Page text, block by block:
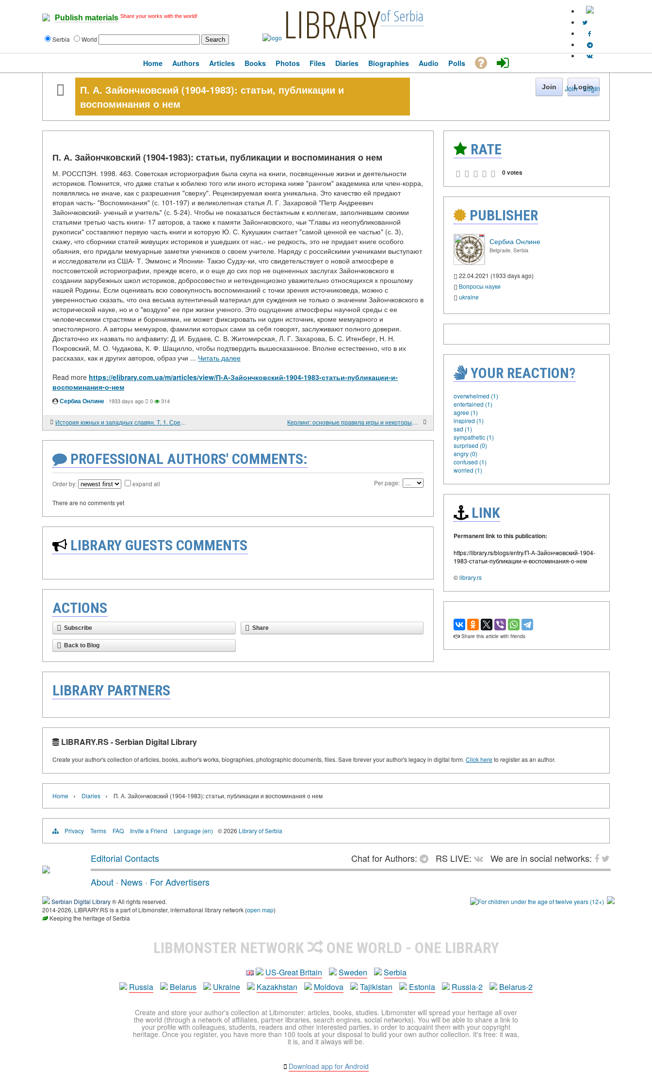
Publish materials Share your works with the world!
Serbia World LIBRARYof Serbia
Join · Login
Home Authors Articles Books Photos Files Diaries Biographies Audio Polls
П. А. Зайончковский (1904-1983): статьи, публикации и
воспоминания о нем
Join Login
П. А. Зайончковский (1904-1983): статьи, публикации и воспоминания о нем
М. РОССПЭН. 1998. 463. Советская историография была скупа на книги, посвященные жизни и деятельности
историков. Помнится, что даже статьи к юбилею того или иного историка ниже "рангом" академика или член-корра,
появлялись не иначе, как с разрешения "сверху". Рецензируемая книга уникальна. Это качество ей придают
вторая часть- "Воспоминания" (с. 101-197) и великолепная статья Л. Г. Захаровой "Петр Андреевич
Зайончковский- ученый и учитель" (с. 5-24). Чтобы не показаться бестактным к коллегам, заполнившим своими
статьями третью часть книги- 17 авторов, а также к памяти Зайончковского, чьи "Главы из неопубликованной
рукописи" составляют первую часть книги и которую Ю. С. Кукушкин считает "самой ценной ее частью" (с. 3),
скажу, что сборники статей живущих историков и ушедших от нас,- не редкость, это не придает книге особого
обаяния, его придали мемуарные заметки учеников о своем учителе. Наряду с российскими учениками выступают
и исследователи из США- Т. Эммонс и Японии- Такэо Судзу-ки, что свидетельствует о новой атмосфере в
постсоветской историографии, прежде всего, и о еще до сих пор не оцененных заслугах Зайончковского в
создании зарубежных школ историков, добросовестно и нетенденциозно уважительно относящихся к прошлому
нашей Родины. Если оценивать всю совокупность воспоминаний с точки зрения источниковеда, можно с
уверенностью сказать, что она весьма аутентичный материал для суждения не только о значении Зайончковского в
исторической науке, но и о "воздухе" ее при жизни ученого. Это ощущение атмосферы научной среды с ее
человеческими страстями и борениями, не может фиксировать ни один источник, кроме мемуарного и
эпистолярного. А авторы мемуаров, фамилии которых сами за себя говорят, заслуживают полного доверия.
Достаточно их назвать по алфавиту: Д. И. Будаев, С. В. Житомирская, Л. Г. Захарова, Б. С. Итенберг, Н. Н.
Покровский, М. О. Чудакова, К. Ф. Шацилло, чтобы подтвердить вышесказанное. Вполне естественно, что в их
рассказах, как и других авторов, образ учи ... Читать далее
Read more https://elibrary.com.ua/m/articles/view/П-А-Зайончковский-1904-1983-статьи-публикации-и-
воспоминания-о-нем
Сербиа Онлине · 1933 days ago 0 314
История южных и западных славян. Т. 1. Средние века и Новое время. 688 с. Т. 2. Новейшее время. 272 с. Керлинг: основные правила игры и некоторые тонкости ставок
PROFESSIONAL AUTHORS' COMMENTS:
Order by: expand all Per page:
There are no comments yet
LIBRARY GUESTS COMMENTS
ACTIONS
Subscribe Share
Back to Blog
RATE
0 votes
PUBLISHER
Сербиа Онлине
Belgrade, Serbia
22.04.2021 (1933 days ago)
Вопросы науки
ukraine
YOUR REACTION?
overwhelmed (1)
entertained (1)
agree (1)
inspired (1)
sad (1)
sympathetic (1)
surprised (0)
angry (0)
confused (1)
worried (1)
LINK
Permanent link to this publication:
https://library.rs/blogs/entry/П-А-Зайончковский-1904-
1983-статьи-публикации-и-воспоминания-о-нем
©library.rs
Share this article with friends
LIBRARY PARTNERS
LIBRARY.RS - Serbian Digital Library
Create your author's collection of articles, books, author's works, biographies, photographic documents, files. Save forever your author's legacy in digital form. Click hereto register as an author.
Home › Diaries › П. А. Зайончковский (1904-1983): статьи, публикации и воспоминания о нем
Privacy Terms FAQ Invite a Friend Language (en) © 2026 Library of Serbia
Editorial Contacts Chat for Authors: RS LIVE:
We are in social networks:
About · News · For Advertisers
Serbian Digital Library® All rights reserved.
2014-2026, LIBRARY.RS is a part of Libmonster, international library network (open map)
Keeping the heritage of Serbia
LIBMONSTER NETWORK ONE WORLD - ONE LIBRARY
US-Great Britain Sweden
Serbia
Russia
Belarus Ukraine Kazakhstan Moldova Tajikistan Estonia Russia-2 Belarus-2
Create and store your author's collection at Libmonster: articles, books, studies. Libmonster will spread your heritage all over
the world (through a network of affiliates, partner libraries, search engines, social networks). You will be able to share a link to
your profile with colleagues, students, readers and other interested parties, in order to acquaint them with your copyright
heritage. Once you register, you have more than 100 tools at your disposal to build your own author collection. It's free: it was,
it is, and it always will be.
Download app for Android